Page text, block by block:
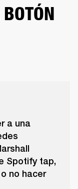
a una
Spotify tap,
no hacer